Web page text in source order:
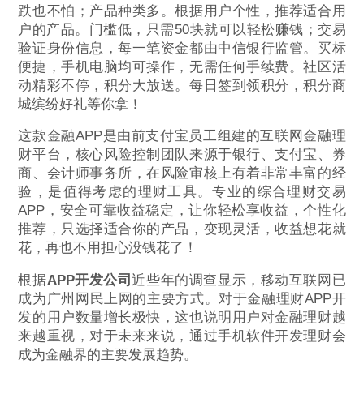
跌也不怕；产品种类多。根据用户个性，推荐适合用
户的产品。门槛低，只需50块就可以轻松赚钱；交易
验证身份信息，每一笔资金都由中信银行监管。买标
便捷，手机电脑均可操作，无需任何手续费。社区活
动精彩不停，积分大放送。每日签到领积分，积分商
城缤纷好礼等你拿！
这款金融APP是由前支付宝员工组建的互联网金融理
财平台，核心风险控制团队来源于银行、支付宝、券
商、会计师事务所，在风险审核上有着非常丰富的经
验，是值得考虑的理财工具。专业的综合理财交易
APP，安全可靠收益稳定，让你轻松享收益，个性化
推荐，只选择适合你的产品，变现灵活，收益想花就
花，再也不用担心没钱花了！
根据APP开发公司近些年的调查显示，移动互联网已
成为广州网民上网的主要方式。对于金融理财APP开
发的用户数量增长极快，这也说明用户对金融理财越
来越重视，对于未来来说，通过手机软件开发理财会
成为金融界的主要发展趋势。